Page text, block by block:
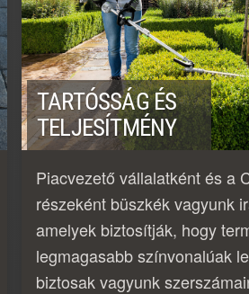
TARTÓSSÁG ÉS
TELJESÍTMÉNY
Piacvezető vállalatként és a
részeként büszkék vagyunk
amelyek biztosítják, hogy
legmagasabb színvonalúak
biztosak vagyunk